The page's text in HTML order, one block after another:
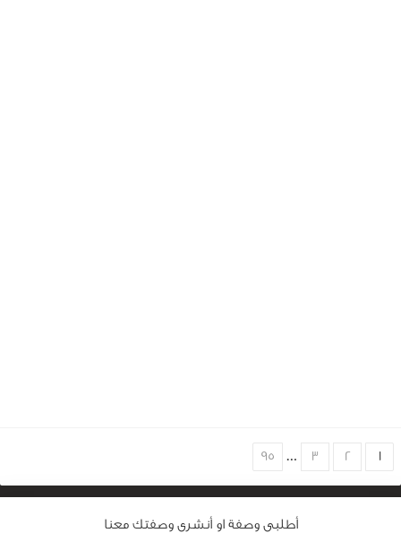
أطلبى وصفة او أنشرى وصفتك معنا
Choose
page
1
2
3
…
95